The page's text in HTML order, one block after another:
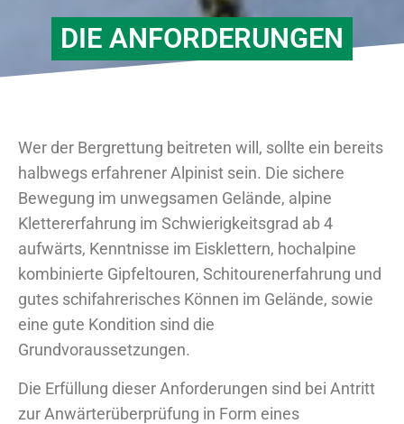
DIE ANFORDERUNGEN
Wer der Bergrettung beitreten will, sollte ein bereits
halbwegs erfahrener Alpinist sein. Die sichere
Bewegung im unwegsamen Gelände, alpine
Klettererfahrung im Schwierigkeitsgrad ab 4
aufwärts, Kenntnisse im Eisklettern, hochalpine
kombinierte Gipfeltouren, Schitourenerfahrung und
gutes schifahrerisches Können im Gelände, sowie
eine gute Kondition sind die
Grundvoraussetzungen.
Die Erfüllung dieser Anforderungen sind bei Antritt
zur Anwärterüberprüfung in Form eines